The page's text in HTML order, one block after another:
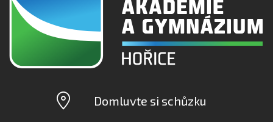
Domluvte si schůzku